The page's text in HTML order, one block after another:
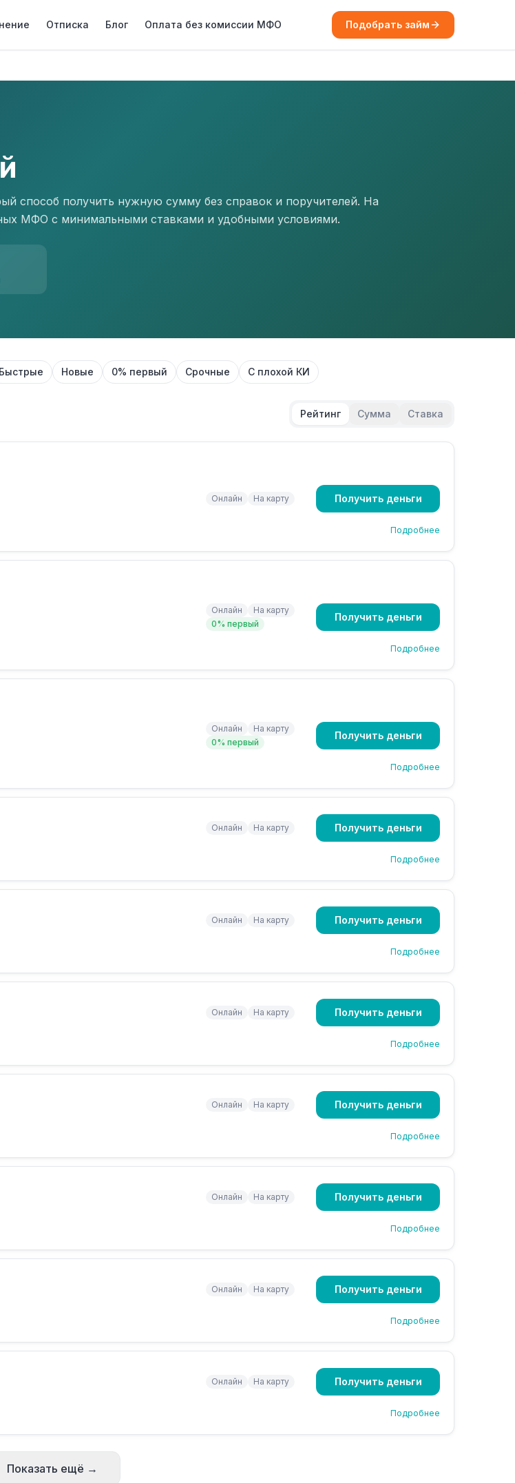
Отписка Блог Оплата без комиссии МФО Подобрать займ
способ получить нужную сумму без справок и поручителей. На
МФО с минимальными ставками и удобными условиями.
Быстрые Новые 0% первый Срочные С плохой КИ
Рейтинг Сумма Ставка
Онлайн На карту Получить деньги
Подробнее
Онлайн
На карту
0% первый
Получить деньги
Подробнее
Онлайн
На карту
0% первый
Получить деньги
Подробнее
Онлайн На карту Получить деньги
Подробнее
Онлайн На карту Получить деньги
Подробнее
Онлайн На карту Получить деньги
Подробнее
Онлайн На карту Получить деньги
Подробнее
Онлайн На карту Получить деньги
Подробнее
Онлайн На карту Получить деньги
Подробнее
Онлайн На карту Получить деньги
Подробнее
Показать ещё →